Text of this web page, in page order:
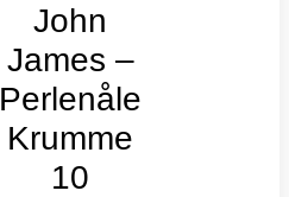
John
James –
Perlenåle
Krumme
10